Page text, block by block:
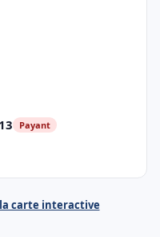
Payant
carte interactive